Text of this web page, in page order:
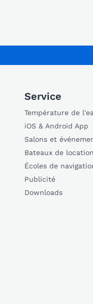
Service
Température de
iOS & Android App
Salons et
Bateaux de location
Écoles de
Publicité
Downloads